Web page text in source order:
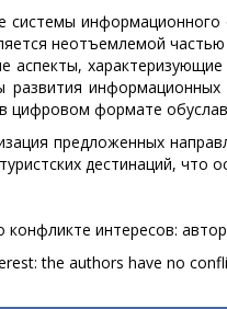
системы информационного
неотъемлемой
аспекты,
развития
цифровом формате
предложенных
дестинаций,
интересов:
the authors have no